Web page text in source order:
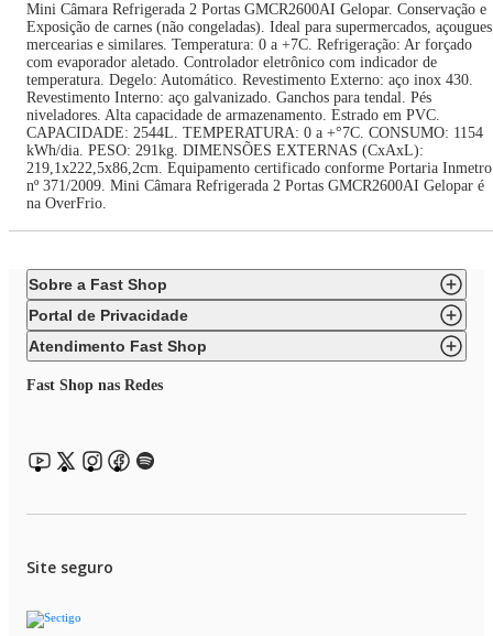
Mini Câmara Refrigerada 2 Portas GMCR2600AI Gelopar. Conservação e
Exposição de carnes (não congeladas). Ideal para supermercados,
mercearias e similares. Temperatura: 0 a +7C. Refrigeração: Ar forçado
com evaporador aletado. Controlador eletrônico com indicador de
temperatura. Degelo: Automático. Revestimento Externo: aço inox 430.
Revestimento Interno: aço galvanizado. Ganchos para tendal. Pés
niveladores. Alta capacidade de armazenamento. Estrado em PVC.
CAPACIDADE: 2544L. TEMPERATURA: 0 a +°7C. CONSUMO: 1154
kWh/dia. PESO: 291kg. DIMENSÕES EXTERNAS (CxAxL):
219,1x222,5x86,2cm. Equipamento certificado conforme Portaria Inmetro
nº 371/2009. Mini Câmara Refrigerada 2 Portas GMCR2600AI Gelopar é
na OverFrio.
Sobre a Fast Shop
Portal de Privacidade
Atendimento Fast Shop
Fast Shop nas Redes
Site seguro